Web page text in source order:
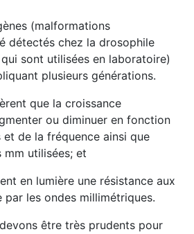
(malformations
détectés chez la drosophile
sont utilisées en laboratoire)
plusieurs générations.
que la croissance
ou diminuer en fonction
de la fréquence ainsi que
mm utilisées; et
en lumière une résistance aux
par les ondes millimétriques.
être très prudents pour